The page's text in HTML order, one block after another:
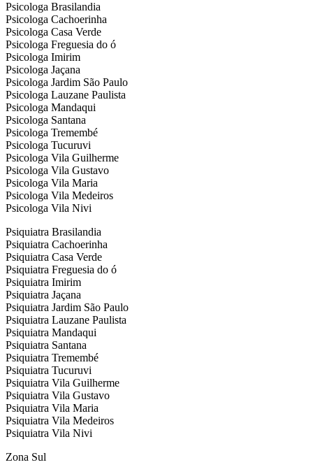
Psicologa Brasilandia
Psicologa Cachoerinha
Psicologa Casa Verde
Psicologa Freguesia do ó
Psicologa Imirim
Psicologa Jaçana
Psicologa Jardim São Paulo
Psicologa Lauzane Paulista
Psicologa Mandaqui
Psicologa Santana
Psicologa Tremembé
Psicologa Tucuruvi
Psicologa Vila Guilherme
Psicologa Vila Gustavo
Psicologa Vila Maria
Psicologa Vila Medeiros
Psicologa Vila Nivi
Psiquiatra Brasilandia
Psiquiatra Cachoerinha
Psiquiatra Casa Verde
Psiquiatra Freguesia do ó
Psiquiatra Imirim
Psiquiatra Jaçana
Psiquiatra Jardim São Paulo
Psiquiatra Lauzane Paulista
Psiquiatra Mandaqui
Psiquiatra Santana
Psiquiatra Tremembé
Psiquiatra Tucuruvi
Psiquiatra Vila Guilherme
Psiquiatra Vila Gustavo
Psiquiatra Vila Maria
Psiquiatra Vila Medeiros
Psiquiatra Vila Nivi
Zona Sul